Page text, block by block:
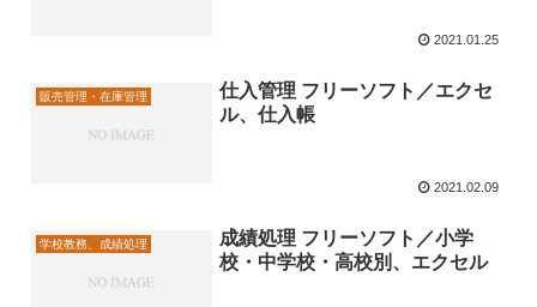
2021.01.25
販売管理・在庫管理
仕入管理 フリーソフト／エクセ
ル、仕入帳
2021.02.09
学校教務、成績処理
成績処理 フリーソフト／小学
校・中学校・高校別、エクセル